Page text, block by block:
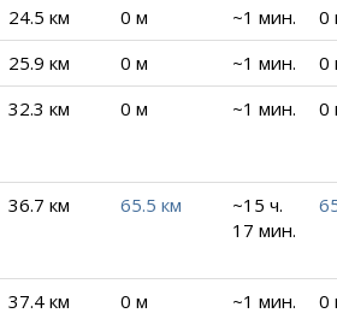
24.5 км 0 м ~1 мин.
0
25.9 км 0 м ~1 мин.
0
32.3 км 0 м ~1 мин. 0
36.7 км 65.5 км
~15 ч.
17 мин.
37.4 км 0 м ~1 мин. 0